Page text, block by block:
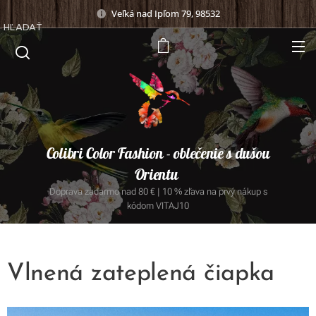
Veľká nad Ipľom 79, 98532
Colibri Color Fashion - oblečenie s dušou
Orientu
Doprava zadarmo nad 80 € | 10 % zľava na prvý nákup s
kódom VITAJ10
HĽADAŤ
Vlnená zateplená čiapka